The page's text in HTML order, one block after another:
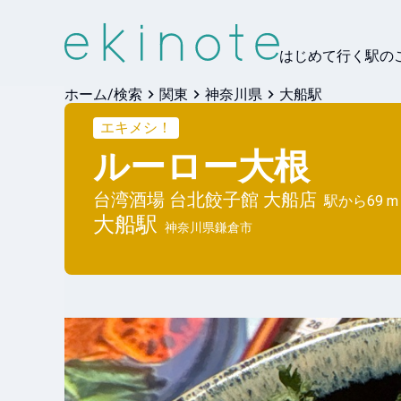
はじめて行く駅の
ホーム/検索 関東 神奈川県
大船駅
エキメシ！
ルーロー大根
台湾酒場 台北餃子館 大船店 駅から69 m
大船駅 神奈川県鎌倉市